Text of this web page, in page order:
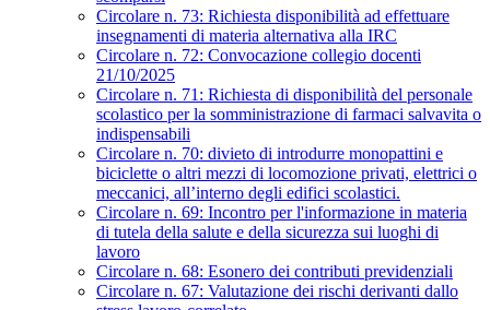
Circolare n. 73: Richiesta disponibilità ad effettuare
insegnamenti di materia alternativa alla IRC
Circolare n. 72: Convocazione collegio docenti
21/10/2025
Circolare n. 71: Richiesta di disponibilità del personale
scolastico per la somministrazione di farmaci salvavita o
indispensabili
Circolare n. 70: divieto di introdurre monopattini e
biciclette o altri mezzi di locomozione privati, elettrici o
meccanici, all’interno degli edifici scolastici.
Circolare n. 69: Incontro per l'informazione in materia
di tutela della salute e della sicurezza sui luoghi di
lavoro
Circolare n. 68: Esonero dei contributi previdenziali
Circolare n. 67: Valutazione dei rischi derivanti dallo